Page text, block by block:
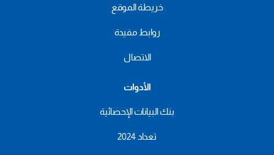
خريطة الموقع
روابط مفيدة
الاتصال
الأدوات
بنك البيانات الإحصائية
تعداد 2024